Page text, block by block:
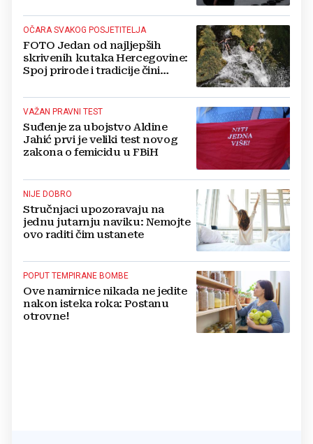
OČARA SVAKOG POSJETITELJA
FOTO Jedan od najljepših
skrivenih kutaka Hercegovine:
Spoj prirode i tradicije čini
destinacijom
VAŽAN PRAVNI TEST
Suđenje za ubojstvo Aldine
Jahić prvi je veliki test novog
zakona o femicidu u FBiH
NIJE DOBRO
Stručnjaci upozoravaju na
jednu jutarnju naviku: Nemojte
ovo raditi čim ustanete
POPUT TEMPIRANE BOMBE
Ove namirnice nikada ne jedite
nakon isteka roka: Postanu
otrovne!